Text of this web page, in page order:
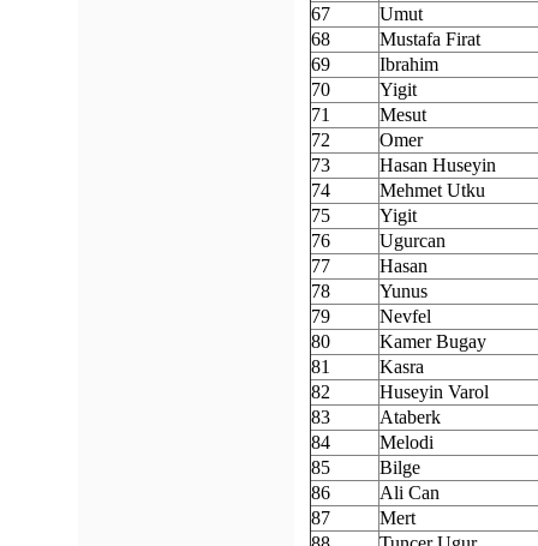
67
Umut
68
Mustafa Firat
69
Ibrahim
70
Yigit
71
Mesut
72
Omer
73
Hasan Huseyin
74
Mehmet Utku
75
Yigit
76
Ugurcan
77
Hasan
78
Yunus
79
Nevfel
80
Kamer Bugay
81
Kasra
82
Huseyin Varol
83
Ataberk
84
Melodi
85
Bilge
86
Ali Can
87
Mert